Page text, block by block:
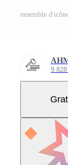
9 828